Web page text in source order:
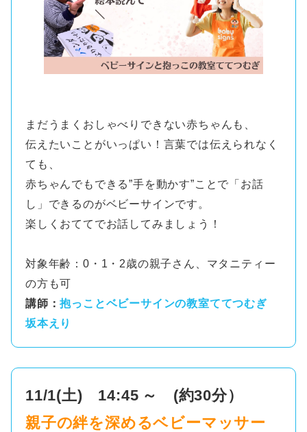
まだうまくおしゃべりできない赤ちゃんも、
伝えたいことがいっぱい！言葉では伝えられなく
ても、
赤ちゃんでもできる”手を動かす”ことで「お話
し」できるのがベビーサインです。
楽しくおててでお話してみましょう！
対象年齢：0・1・2歳の親子さん、マタニティー
の方も可
講師：抱っことベビーサインの教室ててつむぎ
坂本えり
11/1(土) 14:45 ～ (約30分）
親子の絆を深めるベビーマッサー